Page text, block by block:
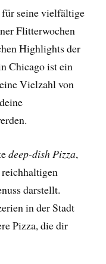
seine vielfältige
Flitterwochen
Highlights der
Chicago ist ein
Vielzahl von
deep-dish Pizza,
darstellt.
in der Stadt
Pizza, die dir